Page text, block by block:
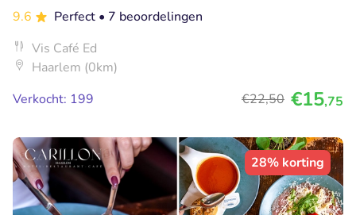
9.6
Perfect • 7 beoordelingen
Vis Café Ed
Haarlem (0km)
Verkocht: 199
€22,50 €15,75
28% korting